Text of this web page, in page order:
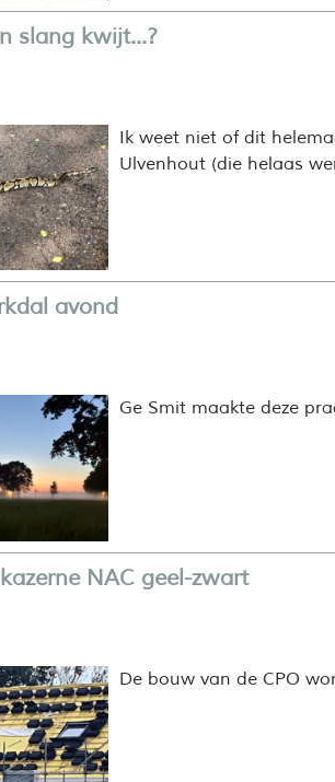
slang kwijt...?
Ik weet niet of dit
Ulvenhout (die helaas
avond
Ge Smit maakte deze
NAC geel-zwart
De bouw van de CPO